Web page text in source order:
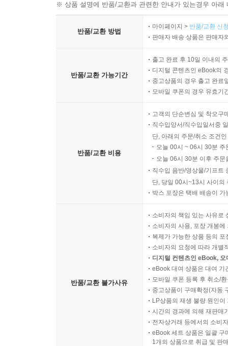
※ 상품 설명에 반품/교환과 관련한 안내가 있는경우 아
반품/교환 방법
마이페이지 > 반품/교환 신
판매자 배송 상품은 판매자
반품/교환 가능기간
출고 완료 후 10일 이내의
디지털 콘텐츠인 eBook의
중고상품의 경우 출고 완료
모바일 쿠폰의 경우 유효기
반품/교환 비용
고객의 단순변심 및 착오구
직수입양서/직수입일서중
단, 아래의 주문/취소 조건
오늘 00시 ~ 06시 30분
오늘 06시 30분 이후 주
직수입 음반/영상물/기프트
단, 당일 00시~13시 사이의
박스 포장은 택배 배송이
반품/교환 불가사유
소비자의 책임 있는 사유로
소비자의 사용, 포장 개봉
복제가 가능한 상품 등의
소비자의 요청에 따라 개별
디지털 컨텐츠인 eBook,
eBook 대여 상품은 대여 기
모바일 쿠폰 등록 후 취소/
중고상품이 구매확정(자동
LP상품의 재생 불량 원인
시간의 경과에 의해 재판매
전자상거래 등에서의 소비
eBook 세트 상품은 일괄 구
1개의 상품으로 취급 및 판